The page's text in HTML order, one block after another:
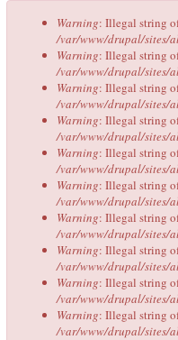
Mensaje
error
Warning: Illegal string
/var/www/drupal/sites/
Warning: Illegal string
/var/www/drupal/sites/
Warning: Illegal string
/var/www/drupal/sites/
Warning: Illegal string
/var/www/drupal/sites/
Warning: Illegal string
/var/www/drupal/sites/
Warning: Illegal string
/var/www/drupal/sites/
Warning: Illegal string
/var/www/drupal/sites/
Warning: Illegal string
/var/www/drupal/sites/
Warning: Illegal string
/var/www/drupal/sites/
Warning: Illegal string
/var/www/drupal/sites/